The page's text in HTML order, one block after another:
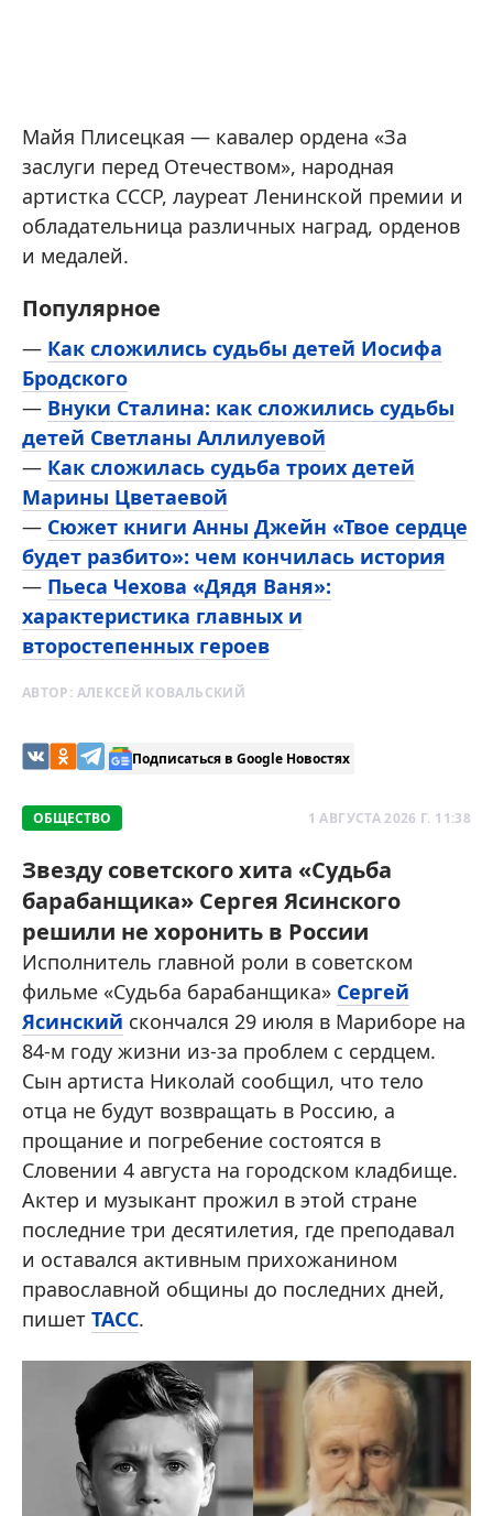
Майя Плисецкая — кавалер ордена «За
заслуги перед Отечеством», народная
артистка СССР, лауреат Ленинской премии и
обладательница различных наград, орденов
и медалей.
Популярное
— Как сложились судьбы детей Иосифа
Бродского
— Внуки Сталина: как сложились судьбы
детей Светланы Аллилуевой
— Как сложилась судьба троих детей
Марины Цветаевой
— Сюжет книги Анны Джейн «Твое сердце
будет разбито»: чем кончилась история
— Пьеса Чехова «Дядя Ваня»:
характеристика главных и
второстепенных героев
АВТОР: АЛЕКСЕЙ КОВАЛЬСКИЙ
Подписаться в Google Новостях
ОБЩЕСТВО 1 АВГУСТА 2026 Г. 11:38
Звезду советского хита «Судьба
барабанщика» Сергея Ясинского
решили не хоронить в России
Исполнитель главной роли в советском
фильме «Судьба барабанщика» Сергей
Ясинский скончался 29 июля в Мариборе на
84-м году жизни из-за проблем с сердцем.
Сын артиста Николай сообщил, что тело
отца не будут возвращать в Россию, а
прощание и погребение состоятся в
Словении 4 августа на городском кладбище.
Актер и музыкант прожил в этой стране
последние три десятилетия, где преподавал
и оставался активным прихожанином
православной общины до последних дней,
пишет ТАСС.